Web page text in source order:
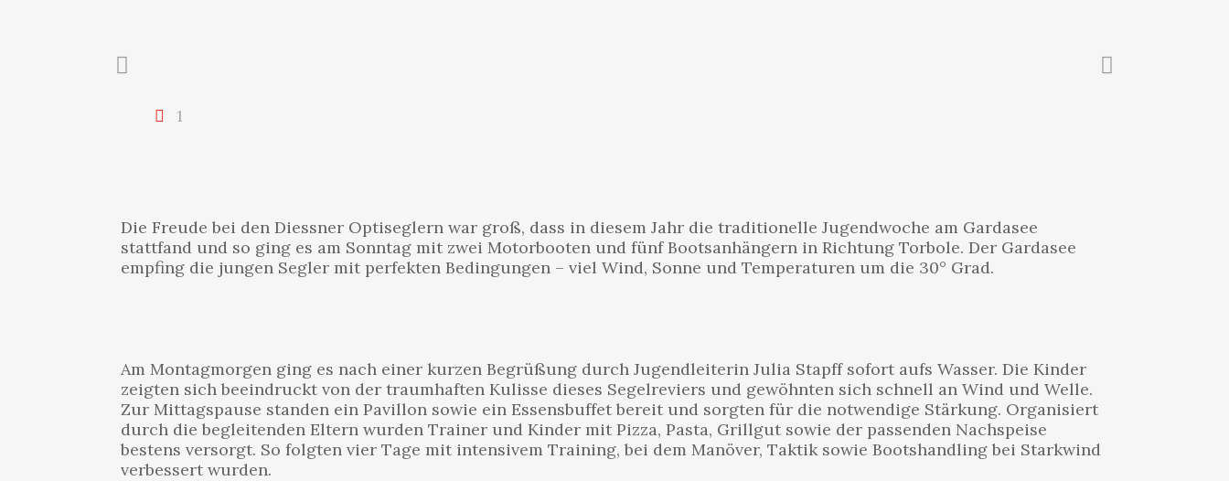
1
Die Freude bei den Diessner Optiseglern war groß, dass in diesem Jahr die traditionelle Jugendwoche am Gardasee
stattfand und so ging es am Sonntag mit zwei Motorbooten und fünf Bootsanhängern in Richtung Torbole. Der Gardasee
empfing die jungen Segler mit perfekten Bedingungen – viel Wind, Sonne und Temperaturen um die 30° Grad.
Am Montagmorgen ging es nach einer kurzen Begrüßung durch Jugendleiterin Julia Stapff sofort aufs Wasser. Die Kinder
zeigten sich beeindruckt von der traumhaften Kulisse dieses Segelreviers und gewöhnten sich schnell an Wind und Welle.
Zur Mittagspause standen ein Pavillon sowie ein Essensbuffet bereit und sorgten für die notwendige Stärkung. Organisiert
durch die begleitenden Eltern wurden Trainer und Kinder mit Pizza, Pasta, Grillgut sowie der passenden Nachspeise
bestens versorgt. So folgten vier Tage mit intensivem Training, bei dem Manöver, Taktik sowie Bootshandling bei Starkwind
verbessert wurden.